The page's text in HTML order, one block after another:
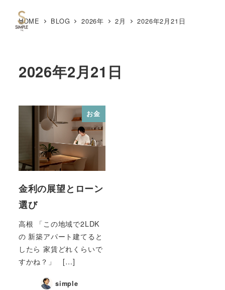
HOME BLOG 2026年 2月 2026年2月21日
2026年2月21日
お金
金利の展望とローン
選び
高根 「この地域で2LDK
の 新築アパート建てると
したら 家賃どれくらいで
すかね？」 […]
simple